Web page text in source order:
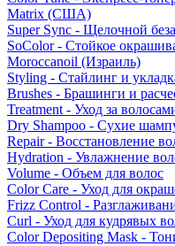
Matrix (США)
Super Sync - Щелочной
SoColor - Стойкое
Moroccanoil (Израиль)
Styling - Стайлинг и
Brushes - Брашинги и
Treatment - Уход за
Dry Shampoo - Сухие
Repair - Восстановление
Hydration - Увлажнение
Volume - Объем для волос
Color Care - Уход для
Frizz Control -
Curl - Уход для кудрявых
Color Depositing Mask -